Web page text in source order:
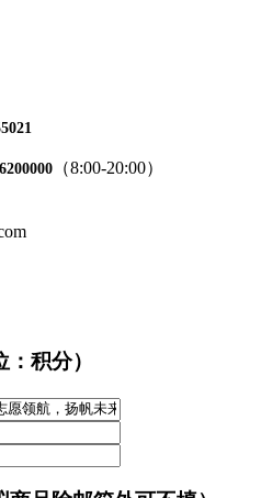
（8:00-20:00）
：积分）